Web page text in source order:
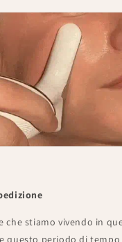
che stiamo vivendo in
questo periodo di tempo